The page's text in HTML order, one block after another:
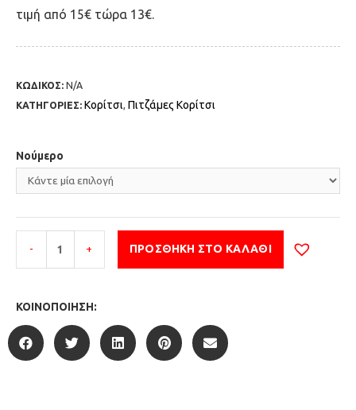
τιμή από 15€ τώρα 13€.
ΚΩΔΙΚΟΣ: N/A
ΚΑΤΗΓΟΡΙΕΣ: Κορίτσι, Πιτζάμες Κορίτσι
Νούμερο
- + ΠΡΟΣΘΉΚΗ ΣΤΟ ΚΑΛΆΘΙ
ΚΟΙΝΟΠΟΊΗΣΗ: